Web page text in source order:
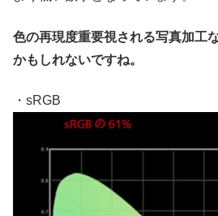
色の再現度重要視される写真加工
かもしれないですね。
・sRGB